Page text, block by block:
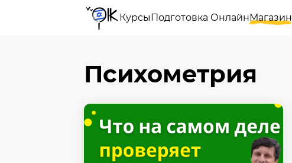
КурсыПодготовка ОнлайнМагазин
Психометрия